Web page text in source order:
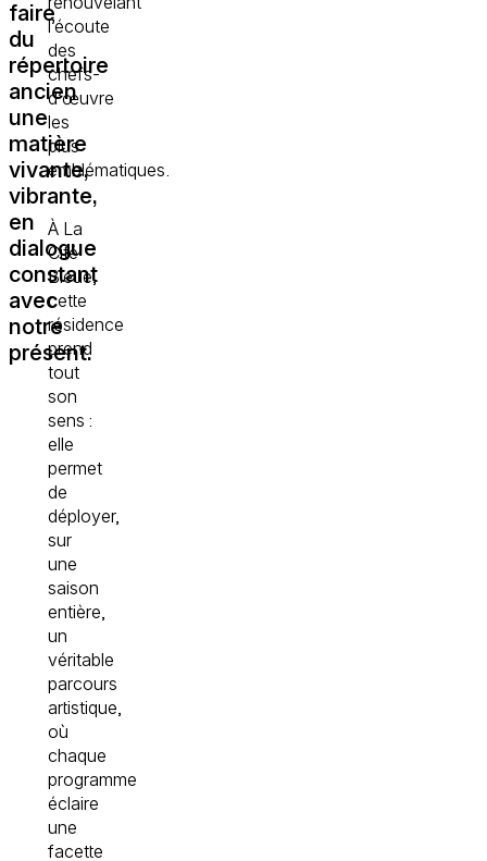
faire
du
répertoire
ancien
une
matière
vivante,
vibrante,
en
dialogue
constant
avec
notre
présent.
l’écoute
des
chefs-
d’œuvre
les
plus
emblématiques.
À La
Cité
Bleue,
cette
résidence
prend
tout
son
sens :
elle
permet
de
déployer,
sur
une
saison
entière,
un
véritable
parcours
artistique,
où
chaque
programme
éclaire
une
facette